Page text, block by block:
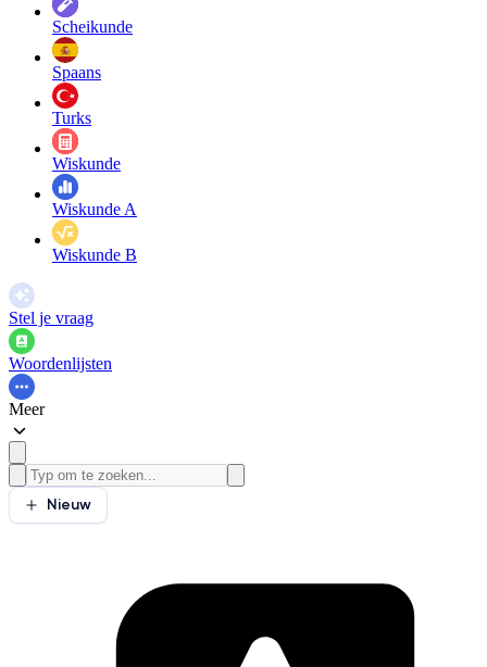
Scheikunde
Spaans
Turks
Wiskunde
Wiskunde A
Wiskunde B
Stel je vraag
Woordenlijsten
Meer
Nieuw